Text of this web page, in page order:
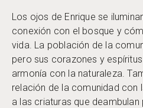
Los ojos de Enrique se
conexión con el bosque y
vida. La población de la
pero sus corazones y
armonía con la naturaleza.
relación de la comunidad con
a las criaturas que